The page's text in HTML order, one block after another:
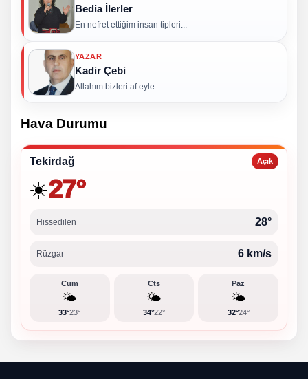
Bedia İlerler
En nefret ettiğim insan tipleri...
YAZAR
Kadir Çebi
Allahım bizleri af eyle
Hava Durumu
Tekirdağ Açık
☀️27°
Hissedilen 28°
Rüzgar 6 km/s
Cum
🌤️
33°23°
Cts
🌤️
34°22°
Paz
🌤️
32°24°